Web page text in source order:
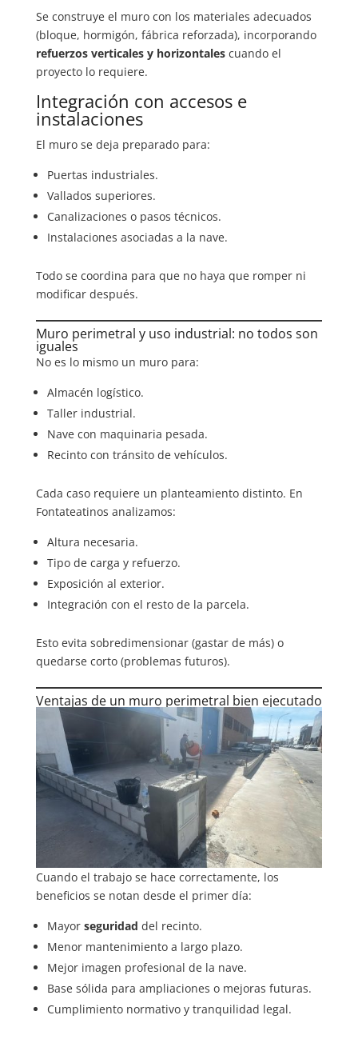
Se construye el muro con los materiales adecuados
(bloque, hormigón, fábrica reforzada), incorporando
refuerzos verticales y horizontalescuando el
proyecto lo requiere.
Integración con accesos e
instalaciones
El muro se deja preparado para:
Puertas industriales.
Vallados superiores.
Canalizaciones o pasos técnicos.
Instalaciones asociadas a la nave.
Todo se coordina para que no haya que romper ni
modificar después.
Muro perimetral y uso industrial: no todos son
iguales
No es lo mismo un muro para:
Almacén logístico.
Taller industrial.
Nave con maquinaria pesada.
Recinto con tránsito de vehículos.
Cada caso requiere un planteamiento distinto. En
Fontateatinos analizamos:
Altura necesaria.
Tipo de carga y refuerzo.
Exposición al exterior.
Integración con el resto de la parcela.
Esto evita sobredimensionar (gastar de más) o
quedarse corto (problemas futuros).
Ventajas de un muro perimetral bien ejecutado
Cuando el trabajo se hace correctamente, los
beneficios se notan desde el primer día:
Mayor seguridad del recinto.
Menor mantenimiento a largo plazo.
Mejor imagen profesional de la nave.
Base sólida para ampliaciones o mejoras futuras.
Cumplimiento normativo y tranquilidad legal.